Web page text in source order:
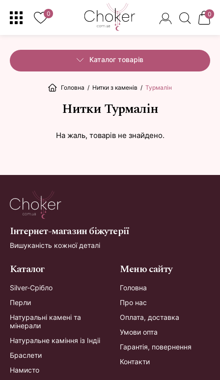
0 0
Каталог товарів
Головна / Нитки з каменів / Турмалін
Нитки Турмалін
На жаль, товарів не знайдено.
Інтернет-магазин біжутерії
Вишуканість кожної деталі
Каталог
Silver-Срібло
Перли
Натуральні камені та
мінерали
Натуральне каміння із Індіі
Браслети
Намисто
Меню сайту
Головна
Про нас
Оплата, доставка
Умови опта
Гарантія, повернення
Контакти